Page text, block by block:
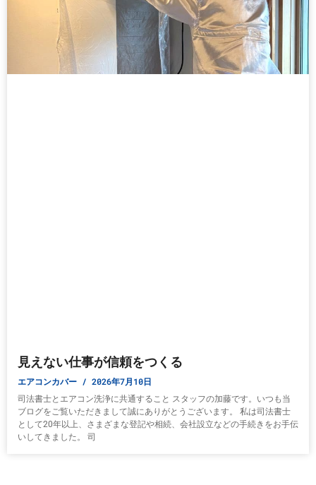
見えない仕事が信頼をつくる
エアコンカバー 2026年7月10日
司法書士とエアコン洗浄に共通すること スタッフの加藤です。いつも当
ブログをご覧いただきまして誠にありがとうございます。 私は司法書士
として20年以上、さまざまな登記や相続、会社設立などの手続きをお手伝
いしてきました。 司